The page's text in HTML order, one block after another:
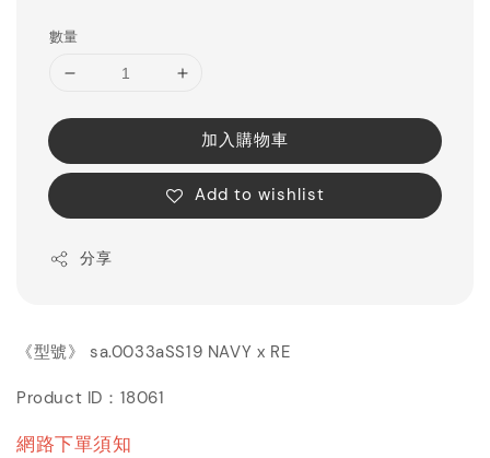
數量
加入購物車
Add to wishlist
分享
《型號》 sa.0033aSS19 NAVY x RE
Product ID：18061
網路下單須知